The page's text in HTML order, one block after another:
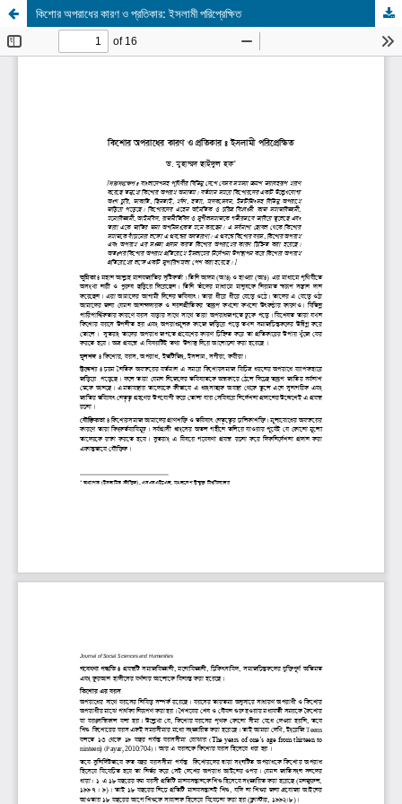
কিশোর অপরাধের কারণ ও প্রতিকার: ইসলামী পরিপ্রেক্ষিত